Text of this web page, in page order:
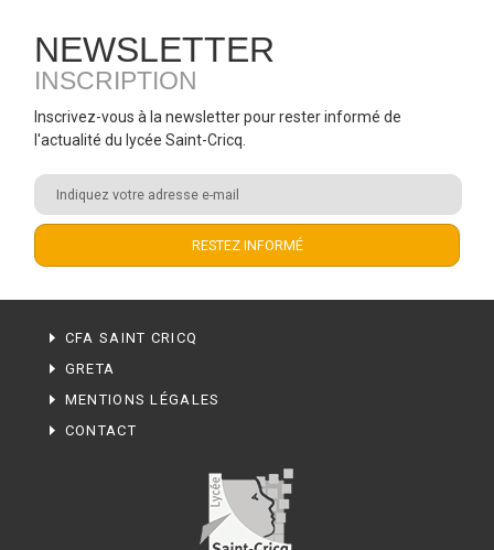
NEWSLETTER
INSCRIPTION
Inscrivez-vous à la newsletter pour rester informé de
l'actualité du lycée Saint-Cricq.
CFA SAINT CRICQ
GRETA
MENTIONS LÉGALES
CONTACT